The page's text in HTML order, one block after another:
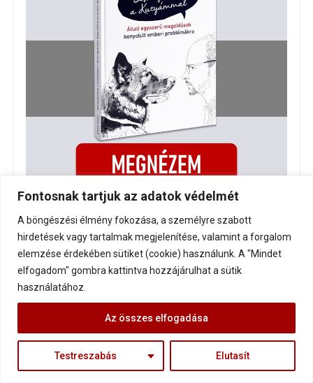
Fontosnak tartjuk az adatok védelmét
A böngészési élmény fokozása, a személyre szabott
hirdetések vagy tartalmak megjelenítése, valamint a forgalom
elemzése érdekében sütiket (cookie) használunk. A "Mindet
elfogadom" gombra kattintva hozzájárulhat a sütik
használatához.
Testreszabás Elutasít
Az összes elfogadása